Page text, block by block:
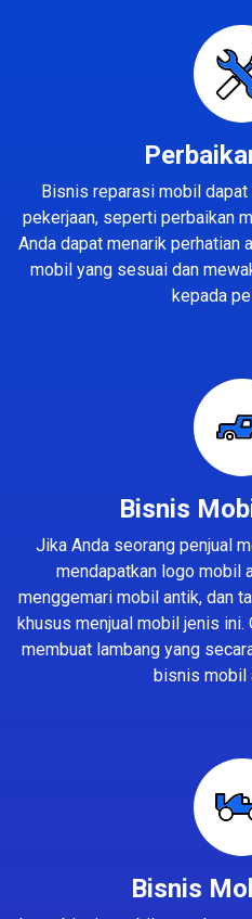
Bisnis reparasi mobil
pekerjaan, seperti perbaikan
Anda dapat menarik perhatian
mobil yang sesuai dan
kepada
Bisnis
Jika Anda seorang penjual
mendapatkan logo mobil
menggemari mobil antik, dan
khusus menjual mobil jenis ini.
membuat lambang yang
bisnis mobil
Bisnis